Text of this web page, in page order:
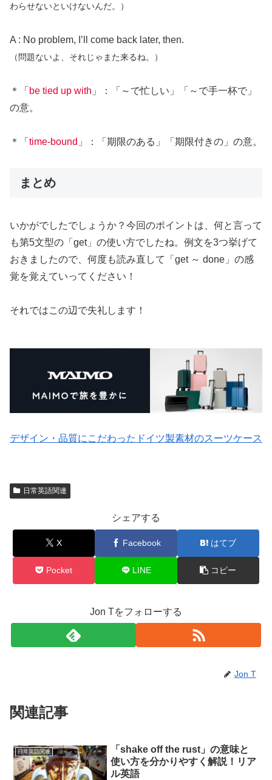
わらせないといけないんだ。）
A : No problem, I’ll come back later, then.
（問題ないよ、それじゃまた来るね。）
＊「 be tied up with 」：「～で忙しい」「～で手一杯で」
の意。
＊「 time-bound 」：「期限のある」「期限付きの」の意。
まとめ
いかがでしたでしょうか？今回のポイントは、何と言って
も第5文型の「get」の使い方でしたね。例文を3つ挙げて
おきましたので、何度も読み直して「get ～ done」の感
覚を覚えていってください！
それではこの辺で失礼します！
デザイン・品質にこだわったドイツ製素材のスーツケース
日常英語関連
シェアする
X Facebook はてブ
Pocket LINE コピー
Jon Tをフォローする
Jon T
関連記事
日常英語関連
「shake off the rust」の意味と
使い方を分かりやすく解説！リア
ル英語